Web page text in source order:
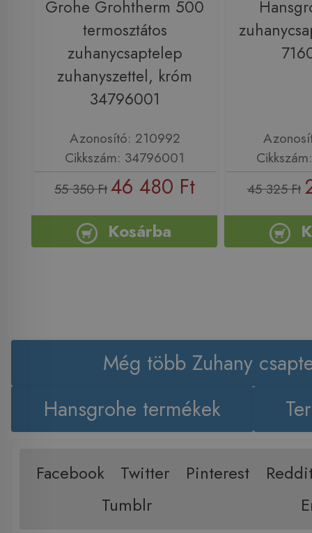
Grohe Grohtherm 500
termosztátos
zuhanycsaptelep
zuhanyszettel, króm
34796001
Azonosító: 210992
Cikkszám: 34796001
55 350 Ft46 480 Ft
Kosárba
45 325 Ft
Még több Zuhany
Hansgrohe termékek
Facebook Twitter Pinterest
Tumblr